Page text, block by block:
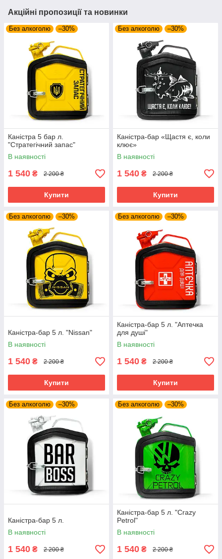
Акційні пропозиції та новинки
Без алкоголю –30%
Каністра 5 бар л.
"Стратегічний запас"
В наявності
1 540 ₴ 2 200 ₴
Купити
Без алкоголю –30%
Каністра-бар «Щастя є, коли
клює»
В наявності
1 540 ₴ 2 200 ₴
Купити
Без алкоголю –30%
Каністра-бар 5 л. "Nissan"
В наявності
1 540 ₴ 2 200 ₴
Купити
Без алкоголю –30%
Каністра-бар 5 л. "Аптечка
для душі"
В наявності
1 540 ₴ 2 200 ₴
Купити
Без алкоголю –30%
Каністра-бар 5 л.
В наявності
1 540 ₴ 2 200 ₴
Без алкоголю –30%
Каністра-бар 5 л. "Crazy
Petrol"
В наявності
1 540 ₴ 2 200 ₴